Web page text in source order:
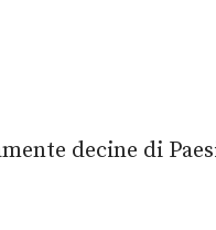
decine di